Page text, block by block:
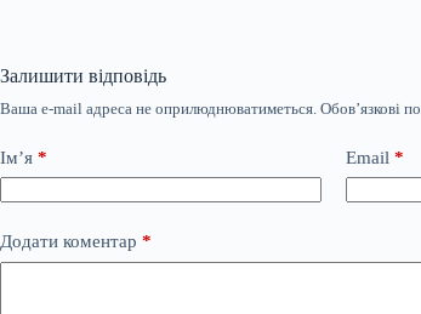
Залишити відповідь
Ваша e-mail адреса не оприлюднюватиметься. Обов’язкові
Ім’я * Email *
Додати коментар *